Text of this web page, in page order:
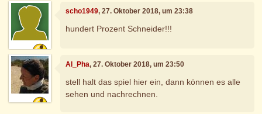
scho1949, 27. Oktober 2018, um 23:38
hundert Prozent Schneider!!!
Al_Pha, 27. Oktober 2018, um 23:50
stell halt das spiel hier ein, dann können es alle
sehen und nachrechnen.